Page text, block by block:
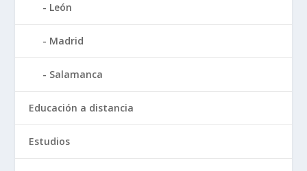
León
Madrid
Salamanca
Educación a distancia
Estudios